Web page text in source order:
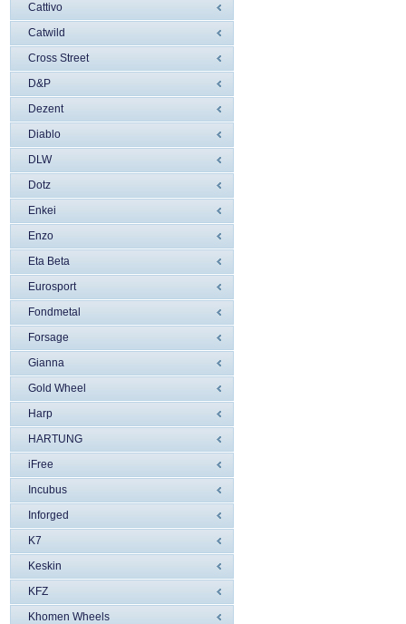
Cattivo
Catwild
Cross Street
D&P
Dezent
Diablo
DLW
Dotz
Enkei
Enzo
Eta Beta
Eurosport
Fondmetal
Forsage
Gianna
Gold Wheel
Harp
HARTUNG
iFree
Incubus
Inforged
K7
Keskin
KFZ
Khomen Wheels